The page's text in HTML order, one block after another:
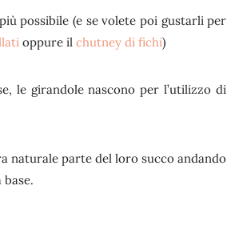
possibile (e se volete poi gustarli per
oppure il chutney di fichi)
le girandole nascono per l’utilizzo di
naturale parte del loro succo andando